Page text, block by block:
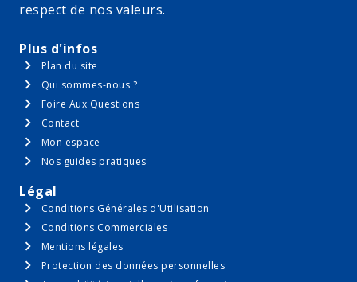
respect de nos valeurs.
Plus d'infos
Plan du site
Qui sommes-nous ?
Foire Aux Questions
Contact
Mon espace
Nos guides pratiques
Légal
Conditions Générales d'Utilisation
Conditions Commerciales
Mentions légales
Protection des données personnelles